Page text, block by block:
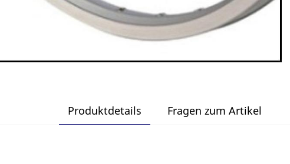
Produktdetails Fragen zum Artikel